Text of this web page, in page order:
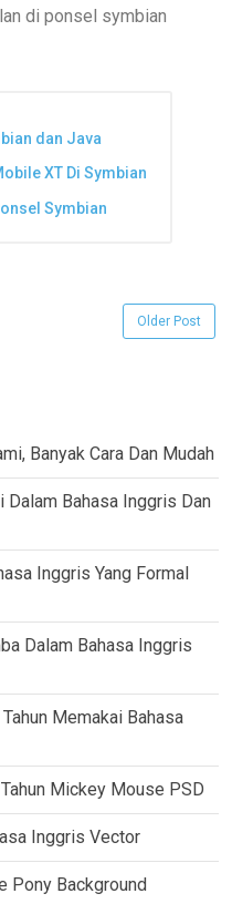
di ponsel symbian
dan Java
XT Di Symbian
Symbian
Older Post
Banyak Cara Dan Mudah
Dalam Bahasa Inggris Dan
Inggris Yang Formal
Dalam Bahasa Inggris
Memakai Bahasa
Mickey Mouse PSD
Inggris Vector
Pony Background